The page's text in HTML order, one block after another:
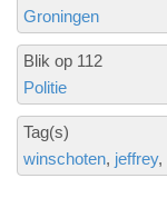
Groningen
Blik op 112
Politie
Tag(s)
winschoten jeffrey